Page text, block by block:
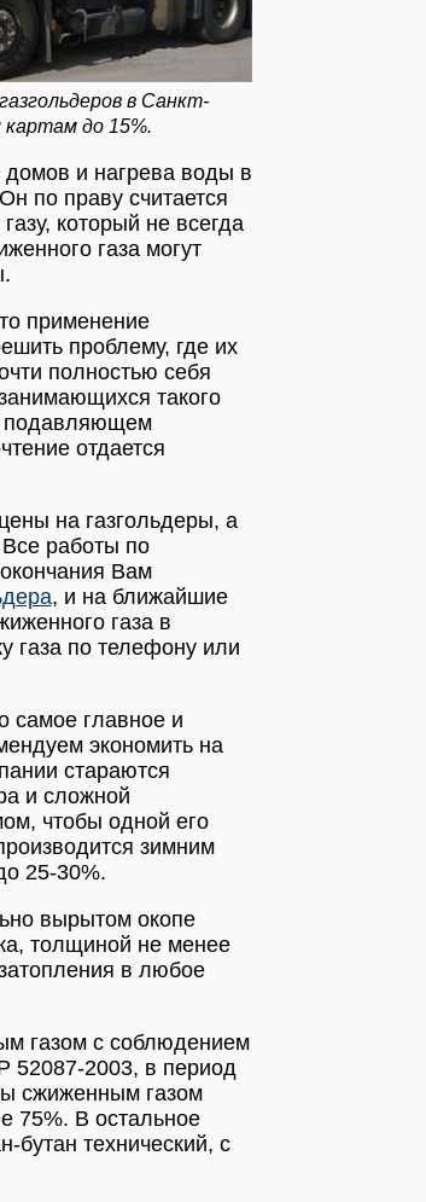
в Санкт-
до 15%.
домов и нагрева воды в
по праву считается
который не всегда
газа могут
применение
проблему, где их
полностью себя
такого
подавляющем
отдается
на газгольдеры, а
Все работы по
Вам
, и на ближайшие
газа в
газа по телефону или
самое главное и
экономить на
стараются
и сложной
чтобы одной его
зимним
25-30%.
вырытом окопе
толщиной не менее
в любое
газом с соблюдением
52087-2003, в период
сжиженным газом
75%. В остальное
бутан технический, с